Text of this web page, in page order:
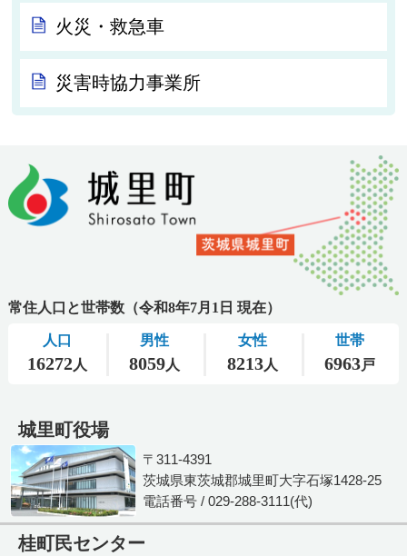
火災・救急車
災害時協力事業所
城里町役場
〒311-4391
茨城県東茨城郡城里町大字石塚1428-25
電話番号 / 029-288-3111(代)
桂町民センター